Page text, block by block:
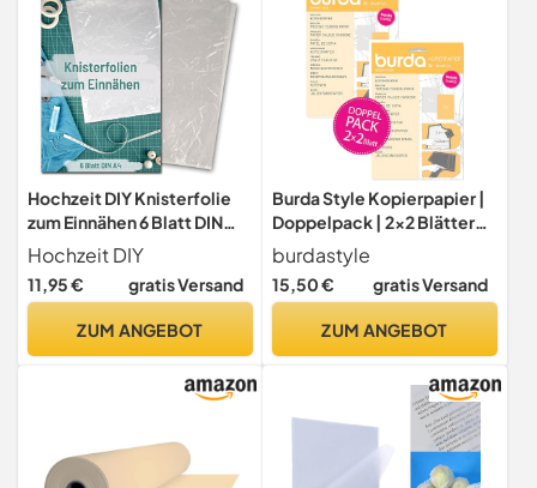
Hochzeit DIY Knisterfolie
zum Einnähen 6 Blatt DIN
A4, waschbar und
vielseitige Näh-
Anwendung - Knistertuch
Raschelpapier als Näh
Hochzeit DIY
11,95 € gratis Versand
ZUM ANGEBOT
Burda Style Kopierpapier |
Doppelpack | 2x2 Blätter
83 x 57 cm - Gelb/Weiß
burdastyle
15,50 € gratis Versand
ZUM ANGEBOT